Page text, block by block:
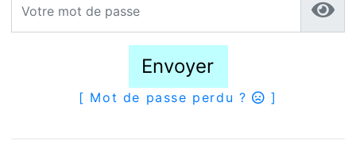
Envoyer
[ Mot de passe perdu ? ]